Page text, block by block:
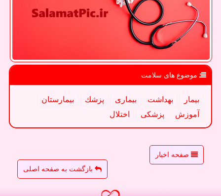
موضوع های سلامت
بیمار بهداشت بیماری پزشك
بیمارستان
آموزش
پزشكی اختلال
صفحه اخبار
بازگشت به صفحه اصلی